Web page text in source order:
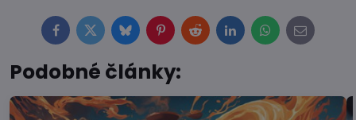
FacebookTwitterBlueskyPinterestRedditLinkedInWhatsApp
E-
mail
Podobné články: